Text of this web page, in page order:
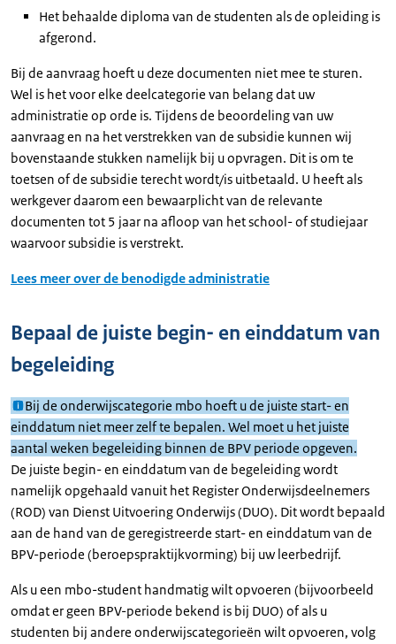
Het behaalde diploma van de studenten als de opleiding is
afgerond.
Bij de aanvraag hoeft u deze documenten niet mee te sturen.
Wel is het voor elke deelcategorie van belang dat uw
administratie op orde is. Tijdens de beoordeling van uw
aanvraag en na het verstrekken van de subsidie kunnen wij
bovenstaande stukken namelijk bij u opvragen. Dit is om te
toetsen of de subsidie terecht wordt/is uitbetaald. U heeft als
werkgever daarom een bewaarplicht van de relevante
documenten tot 5 jaar na afloop van het school- of studiejaar
waarvoor subsidie is verstrekt.
Lees meer over de benodigde administratie
Bepaal de juiste begin- en einddatum van
begeleiding
Bij de onderwijscategorie mbo hoeft u de juiste start- en
einddatum niet meer zelf te bepalen. Wel moet u het juiste
aantal weken begeleiding binnen de BPV periode opgeven.
De juiste begin- en einddatum van de begeleiding wordt
namelijk opgehaald vanuit het Register Onderwijsdeelnemers
(ROD) van Dienst Uitvoering Onderwijs (DUO). Dit wordt bepaald
aan de hand van de geregistreerde start- en einddatum van de
BPV-periode (beroepspraktijkvorming) bij uw leerbedrijf.
Als u een mbo-student handmatig wilt opvoeren (bijvoorbeeld
omdat er geen BPV-periode bekend is bij DUO) of als u
studenten bij andere onderwijscategorieën wilt opvoeren, volg